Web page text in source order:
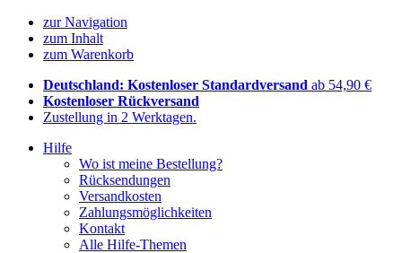
zur Navigation
zum Inhalt
zum Warenkorb
Deutschland: Kostenloser Standardversand ab 54,90 €
Kostenloser Rückversand
Zustellung in 2 Werktagen.
Hilfe
Wo ist meine Bestellung?
Rücksendungen
Versandkosten
Zahlungsmöglichkeiten
Kontakt
Alle Hilfe-Themen